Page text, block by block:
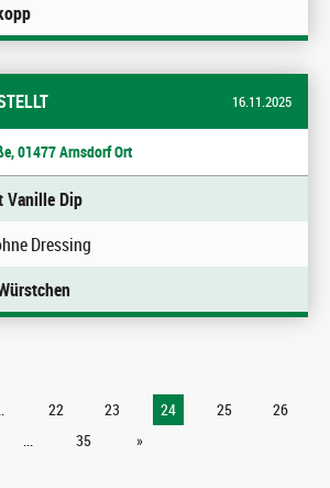
16.11.2025
01477 Arnsdorf Ort
Vanille Dip
Dressing
22 23 24 25
26
...
35 »